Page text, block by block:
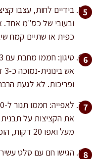
ובעובי של כס"מ אחד.
כפית או שתיים קמח
ופריכות. לא לגעת
את הקציצות על תבנית
מעל ואפו 20 דקות, הופכים באמצע.
הגישו חם עם סלט